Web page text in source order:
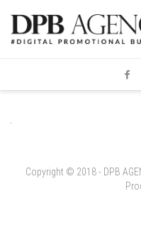
Copyright © 2018 - DPB